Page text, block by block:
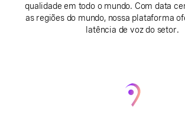
qualidade em todo o mundo. Com data
as regiões do mundo, nossa plataforma
latência de voz do setor.